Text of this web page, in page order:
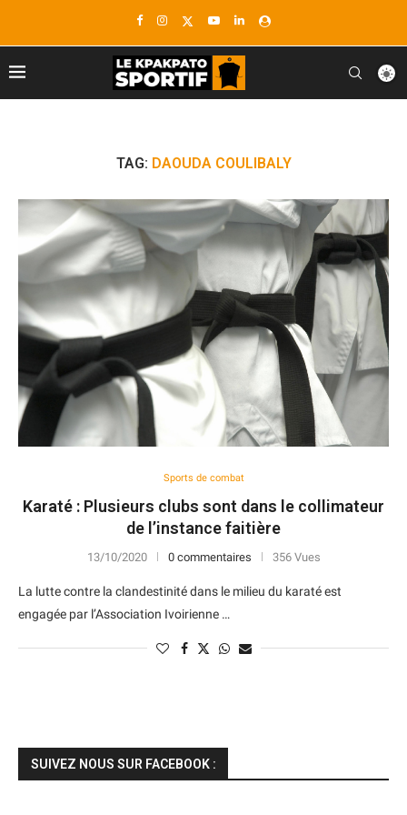
TAG: DAOUDA COULIBALY
Sports de combat
Karaté : Plusieurs clubs sont dans le collimateur
de l’instance faitière
13/10/2020 0 commentaires 356 Vues
La lutte contre la clandestinité dans le milieu du karaté est
engagée par l’Association Ivoirienne …
SUIVEZ NOUS SUR FACEBOOK :